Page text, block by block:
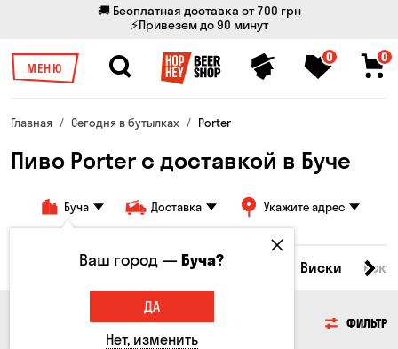
🚚 Бесплатная доставка от 700 грн
⚡Привезем до 90 минут
МЕНЮ
0 0
Главная Сегодня в бутылках Porter
Пиво Porter с доставкой в Буче
Буча Доставка Укажите адрес
Все товары Пиво Сидр Виски
ФИЛЬТР
Ваш город —Буча?
ДА
Нет, изменить